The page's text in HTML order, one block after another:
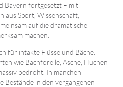
Bayern fortgesetzt – mit
aus Sport, Wissenschaft,
auf die dramatische
machen.
für intakte Flüsse und Bäche.
wie Bachforelle, Äsche, Huchen
bedroht. In manchen
Bestände in den vergangenen